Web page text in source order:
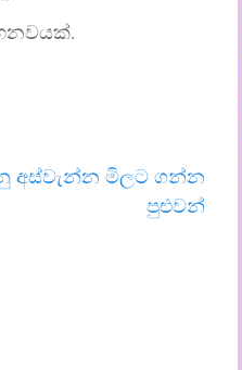
අස්වැන්න මිලට ගන්න
පුළුවන්